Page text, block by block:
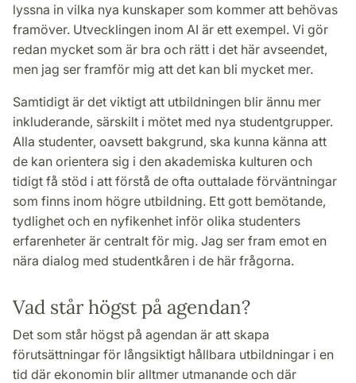
lyssna in vilka nya kunskaper som kommer att behövas
framöver. Utvecklingen inom AI är ett exempel. Vi gör
redan mycket som är bra och rätt i det här avseendet,
men jag ser framför mig att det kan bli mycket mer.
Samtidigt är det viktigt att utbildningen blir ännu mer
inkluderande, särskilt i mötet med nya studentgrupper.
Alla studenter, oavsett bakgrund, ska kunna känna att
de kan orientera sig i den akademiska kulturen och
tidigt få stöd i att förstå de ofta outtalade förväntningar
som finns inom högre utbildning. Ett gott bemötande,
tydlighet och en nyfikenhet inför olika studenters
erfarenheter är centralt för mig. Jag ser fram emot en
nära dialog med studentkåren i de här frågorna.
Vad står högst på agendan?
Det som står högst på agendan är att skapa
förutsättningar för långsiktigt hållbara utbildningar i en
tid där ekonomin blir alltmer utmanande och där